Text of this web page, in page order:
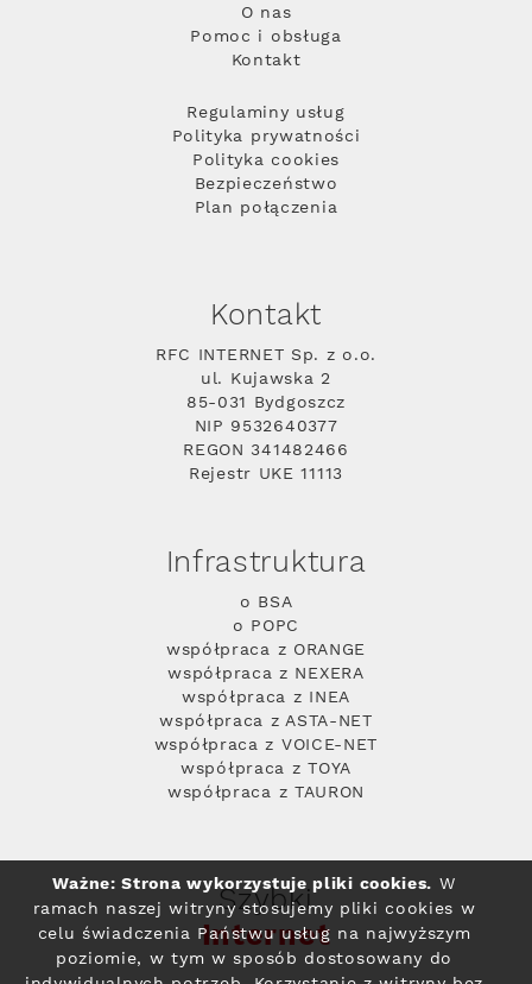
O nas
Pomoc i obsługa
Kontakt
Regulaminy usług
Polityka prywatności
Polityka cookies
Bezpieczeństwo
Plan połączenia
Kontakt
RFC INTERNET Sp. z o.o.
ul. Kujawska 2
85-031 Bydgoszcz
NIP 9532640377
REGON 341482466
Rejestr UKE 11113
Infrastruktura
o BSA
o POPC
współpraca z ORANGE
współpraca z NEXERA
współpraca z INEA
współpraca z ASTA-NET
współpraca z VOICE-NET
współpraca z TOYA
współpraca z TAURON
Szybki
Internet
Ważne: Strona wykorzystuje pliki cookies. W
ramach naszej witryny stosujemy pliki cookies w
celu świadczenia Państwu usług na najwyższym
poziomie, w tym w sposób dostosowany do